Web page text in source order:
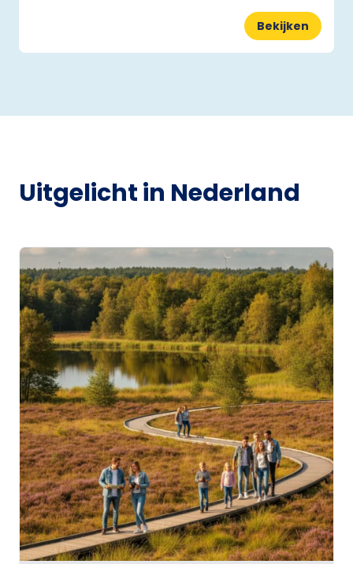
Bekijken
Uitgelicht in Nederland